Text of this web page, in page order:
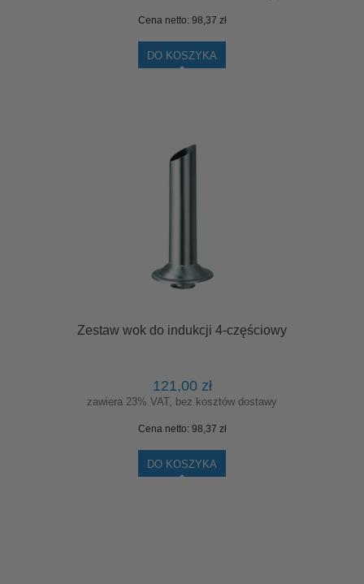
Cena netto: 98,37 zł
DO KOSZYKA
Zestaw wok do indukcji 4-częściowy
121,00 zł
zawiera 23% VAT, bez kosztów dostawy
Cena netto: 98,37 zł
DO KOSZYKA